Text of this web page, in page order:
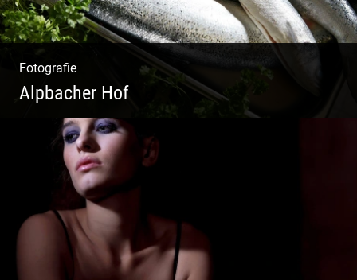
Fotografie
Alpbacher Hof
Vorzügliche Weine | Gourmet Küche | Feiste
Kulinarik | Genuss Urlaub